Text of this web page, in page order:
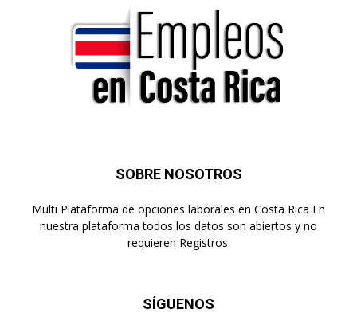
SOBRE NOSOTROS
Multi Plataforma de opciones laborales en Costa Rica En
nuestra plataforma todos los datos son abiertos y no
requieren Registros.
SÍGUENOS